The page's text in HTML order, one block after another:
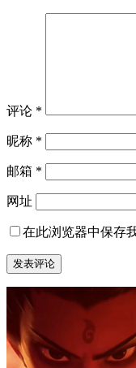
评论 *
昵称 *
邮箱 *
网址
在此浏览器中保存